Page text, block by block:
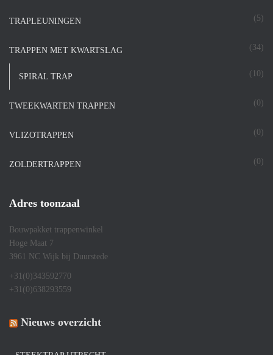
TRAPLEUNINGEN (5)
TRAPPEN MET KWARTSLAG (34)
SPIRAL TRAP (10)
TWEEKWARTEN TRAPPEN (0)
VLIZOTRAPPEN (0)
ZOLDERTRAPPEN (0)
Adres toonzaal
Bouwpakket trappenwinkel
Hoge Maat 7
3961 NC Wijk bij Duurstede
+31(0)343592770
+31(0)638293559
Nieuws overzicht